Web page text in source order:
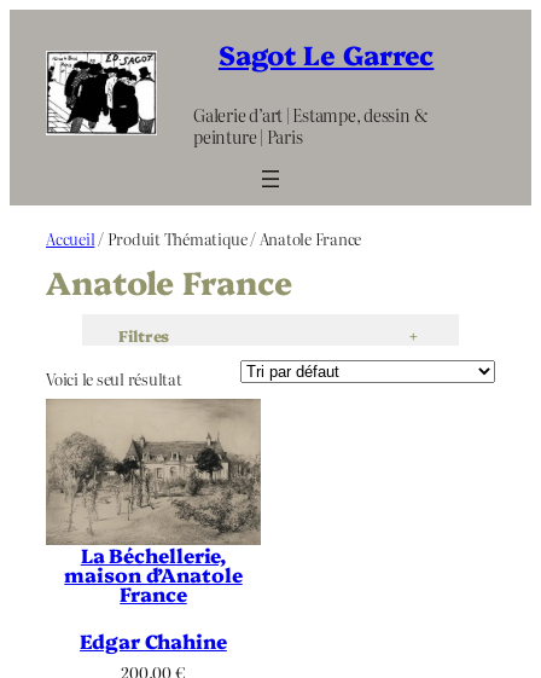
contenu
Sagot Le Garrec
Galerie d’art | Estampe, dessin &
peinture | Paris
Accueil / Produit Thématique / Anatole France
Anatole France
Filtres +
Voici le seul résultat
La Béchellerie,
maison d’Anatole
France
Edgar Chahine
200.00€